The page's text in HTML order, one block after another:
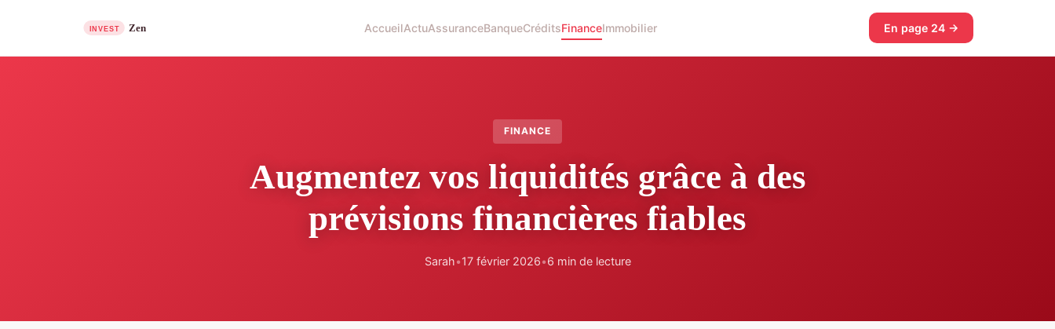
AccueilActuAssuranceBanqueCréditsFinanceImmobilier En page 24 →
FINANCE
Augmentez vos liquidités grâce à des
prévisions financières fiables
Sarah•17 février 2026•6 min de lecture